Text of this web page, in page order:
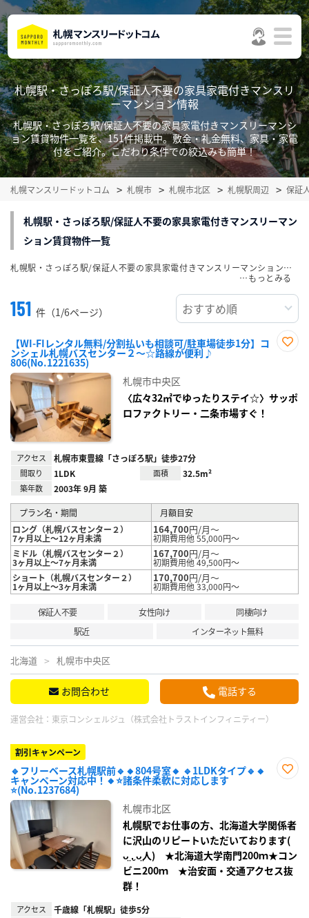
札幌駅・さっぽろ駅/保証人不要の家具家電付きマンスリ
ーマンション情報
札幌駅・さっぽろ駅/保証人不要の家具家電付きマンスリーマンシ
ョン賃貸物件一覧を、151件掲載中。敷金・礼金無料、家具・家電
付をご紹介。こだわり条件での絞込みも簡単！
札幌マンスリードットコム 札幌市 札幌市北区 札幌駅周辺 保証
札幌駅・さっぽろ駅/保証人不要の家具家電付きマンスリーマン
ション賃貸物件一覧
151 件（1/6ページ）
【WI-FIレンタル無料/分割払いも相談可/駐車場徒歩1分】コ
ンシェル札幌バスセンター２～☆路線が便利♪
806(No.1221635)
札幌市中央区
〈広々32㎡でゆったりステイ☆〉サッポ
ロファクトリー・二条市場すぐ！
アクセス 札幌市東豊線「さっぽろ駅」徒歩27分
間取り 1LDK 面積 32.5m²
築年数 2003年 9月 築
プラン名・期間
月額目安
ロング（札幌バスセンター２）
7ヶ月以上～12ヶ月未満
164,700円/月～
初期費用他 55,000円～
ミドル（札幌バスセンター２）
3ヶ月以上～7ヶ月未満
167,700円/月～
初期費用他 49,500円～
ショート（札幌バスセンター２）
1ヶ月以上～3ヶ月未満
170,700円/月～
初期費用他 33,000円～
保証人不要 女性向け
同棲向け
駅近
インターネット無料
北海道 札幌市中央区
お問合わせ 電話する
運営会社： 東京コンシェルジュ（株式会社トラストインフィニティー）
割引キャンペーン
🔹フリーベース札幌駅前🔹🔸804号室🔸 🔹1LDKタイプ🔹🔸
キャンペーン対応中！🔸⭐諸条件柔軟に対応します
⭐(No.1237684)
札幌市北区
札幌駅でお仕事の方、北海道大学関係者
に沢山のリピートいただいております(
ᴗ̤ .̮ ᴗ̤人) ★北海道大学南門200ｍ★コン
ビニ200ｍ ★治安面・交通アクセス抜
群！
アクセス 千歳線「札幌駅」徒歩5分
札幌駅・さっぽろ駅/保証人不要の家具家電付きマンスリーマンション賃貸物件一覧を、151件掲載中。敷金・礼金無料、家具・家電付をご紹介。こだわり条件での絞込みも簡単！
…